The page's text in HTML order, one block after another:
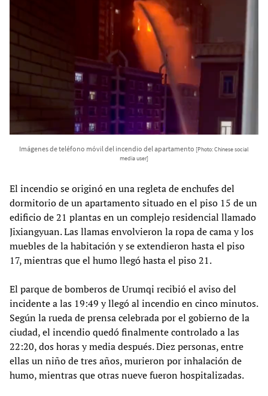
Imágenes de teléfono móvil del incendio del apartamento [Photo: Chinese social
media user]
El incendio se originó en una regleta de enchufes del
dormitorio de un apartamento situado en el piso 15 de un
edificio de 21 plantas en un complejo residencial llamado
Jixiangyuan. Las llamas envolvieron la ropa de cama y los
muebles de la habitación y se extendieron hasta el piso
17, mientras que el humo llegó hasta el piso 21.
El parque de bomberos de Urumqi recibió el aviso del
incidente a las 19:49 y llegó al incendio en cinco minutos.
Según la rueda de prensa celebrada por el gobierno de la
ciudad, el incendio quedó finalmente controlado a las
22:20, dos horas y media después. Diez personas, entre
ellas un niño de tres años, murieron por inhalación de
humo, mientras que otras nueve fueron hospitalizadas.